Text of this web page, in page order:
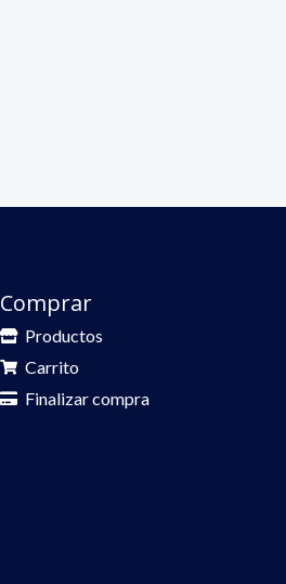
Comprar
Productos
Carrito
Finalizar compra